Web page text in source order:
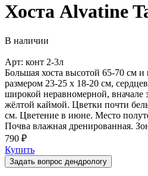
Хоста Alvatine
В наличии
Арт: конт 2-3л
Большая хоста высотой 65-70 см
размером 23-25 х 18-20 см,
широкой неравномерной, вначале
жёлтой каймой. Цветки почти
см. Цветение в июне. Место
Почва влажная дренированная.
790 ₽
Купить
Задать вопрос дендрологу